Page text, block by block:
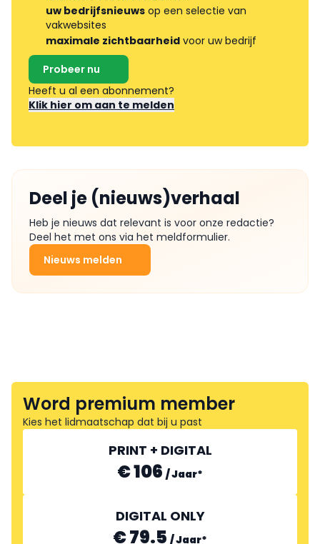
uw bedrijfsnieuws op een selectie van
vakwebsites
maximale zichtbaarheid voor uw bedrijf
Probeer nu
Heeft u al een abonnement?
Klik hier om aan te melden
Deel je (nieuws)verhaal
Heb je nieuws dat relevant is voor onze redactie?
Deel het met ons via het meldformulier.
Nieuws melden
Word premium member
Kies het lidmaatschap dat bij u past
PRINT + DIGITAL
€ 106 /Jaar*
DIGITAL ONLY
€ 79.5 /Jaar*